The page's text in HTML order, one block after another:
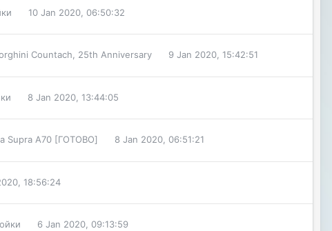
10 Jan 2020, 06:50:32
Countach, 25th Anniversary 9 Jan 2020, 15:42:51
8 Jan 2020, 13:44:05
Supra A70 [ГОТОВО] 8 Jan 2020, 06:51:21
18:56:24
6 Jan 2020, 09:13:59